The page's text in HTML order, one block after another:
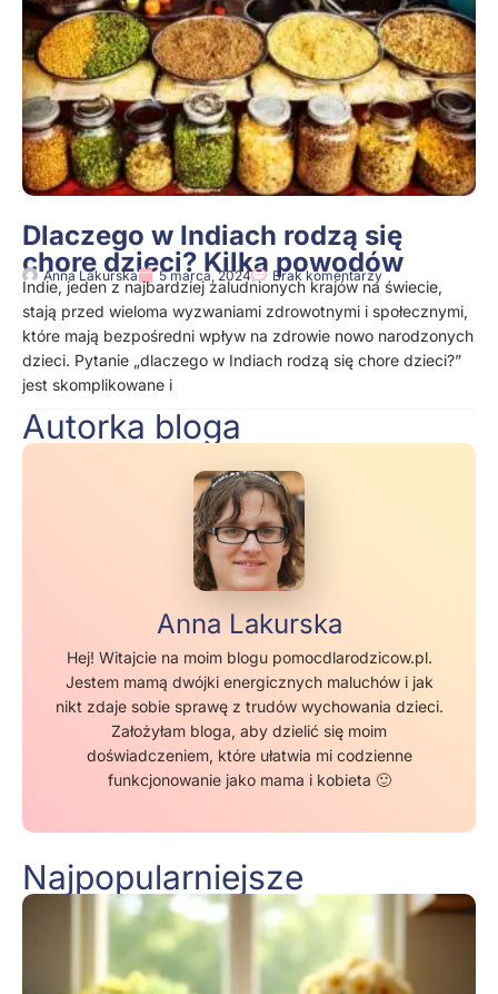
Dlaczego w Indiach rodzą się
chore dzieci? Kilka powodów
Anna Lakurska 5 marca, 2024 Brak komentarzy
Indie, jeden z najbardziej zaludnionych krajów na świecie,
stają przed wieloma wyzwaniami zdrowotnymi i społecznymi,
które mają bezpośredni wpływ na zdrowie nowo narodzonych
dzieci. Pytanie „dlaczego w Indiach rodzą się chore dzieci?”
jest skomplikowane i
Autorka bloga
Anna Lakurska
Hej! Witajcie na moim blogu pomocdlarodzicow.pl.
Jestem mamą dwójki energicznych maluchów i jak
nikt zdaje sobie sprawę z trudów wychowania dzieci.
Założyłam bloga, aby dzielić się moim
doświadczeniem, które ułatwia mi codzienne
funkcjonowanie jako mama i kobieta 🙂
Najpopularniejsze